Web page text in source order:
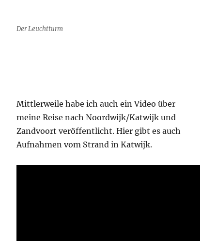
Der Leuchtturm
Mittlerweile habe ich auch ein Video über
meine Reise nach Noordwijk/Katwijk und
Zandvoort veröffentlicht. Hier gibt es auch
Aufnahmen vom Strand in Katwijk.